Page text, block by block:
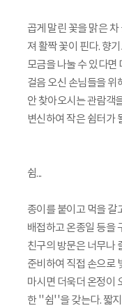
곱게 말린 꽃을 맑은
져 활짝 꽃이 핀다. 향
모금을 나눌 수 있다면
걸음 오신 손님들을
안 찾아오시는 관람객
변신하여 작은 쉼터가
쉼...
종이를 붙이고 먹을 갈
배접하고 온종일 등을
친구의 방문은 너무나
준비하여 직접 손으로
마시면 더욱더 온정이
한 ''쉼''을 갖는다. 짧